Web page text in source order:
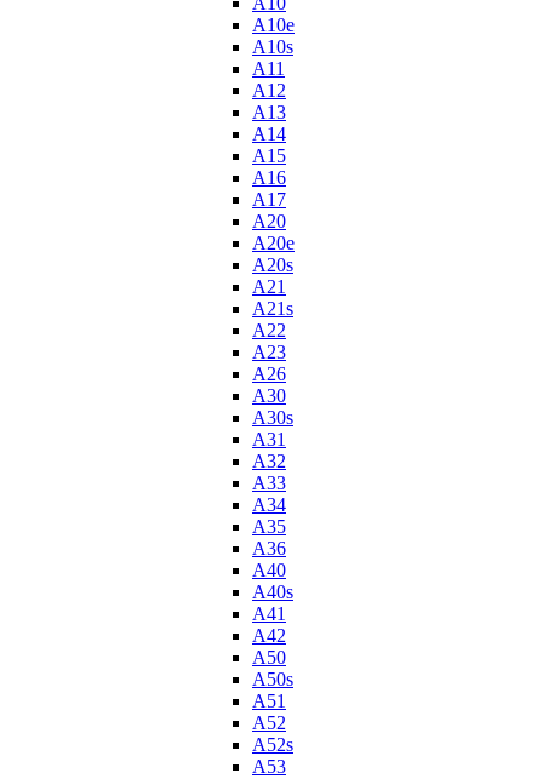
A10e
A10s
A11
A12
A13
A14
A15
A16
A17
A20
A20e
A20s
A21
A21s
A22
A23
A26
A30
A30s
A31
A32
A33
A34
A35
A36
A40
A40s
A41
A42
A50
A50s
A51
A52
A52s
A53